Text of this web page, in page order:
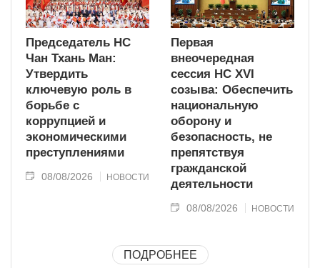
Председатель НС
Чан Тхань Ман:
Утвердить
ключевую роль в
борьбе с
коррупцией и
экономическими
преступлениями
08/08/2026 НОВОСТИ
Первая
внеочередная
сессия НС XVI
созыва: Обеспечить
национальную
оборону и
безопасность, не
препятствуя
гражданской
деятельности
08/08/2026 НОВОСТИ
ПОДРОБНЕЕ